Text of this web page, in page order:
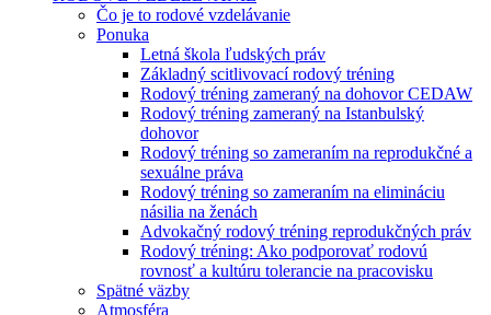
Čo je to rodové vzdelávanie
Ponuka
Letná škola ľudských práv
Základný scitlivovací rodový tréning
Rodový tréning zameraný na dohovor CEDAW
Rodový tréning zameraný na Istanbulský
dohovor
Rodový tréning so zameraním na reprodukčné a
sexuálne práva
Rodový tréning so zameraním na elimináciu
násilia na ženách
Advokačný rodový tréning reprodukčných práv
Rodový tréning: Ako podporovať rodovú
rovnosť a kultúru tolerancie na pracovisku
Spätné väzby
Atmosféra